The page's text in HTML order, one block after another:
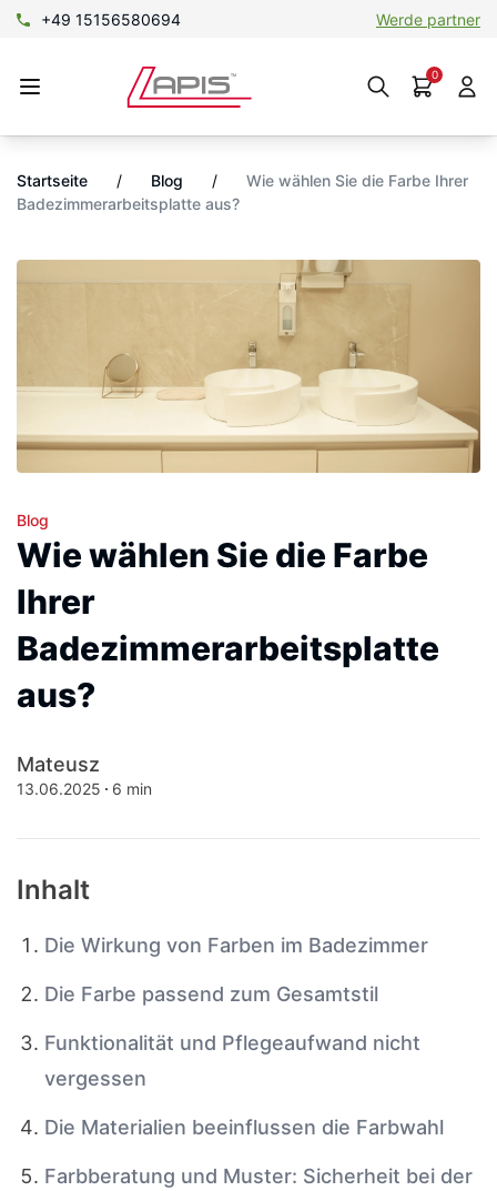
+49 15156580694 Werde partner
0
Startseite / Blog /
Wie wählen Sie die Farbe Ihrer
Badezimmerarbeitsplatte aus?
Blog
Wie wählen Sie die Farbe
Ihrer
Badezimmerarbeitsplatte
aus?
Mateusz
13.06.2025 6 min
Inhalt
Die Wirkung von Farben im Badezimmer
Die Farbe passend zum Gesamtstil
Funktionalität und Pflegeaufwand nicht
vergessen
Die Materialien beeinflussen die Farbwahl
Farbberatung und Muster: Sicherheit bei der